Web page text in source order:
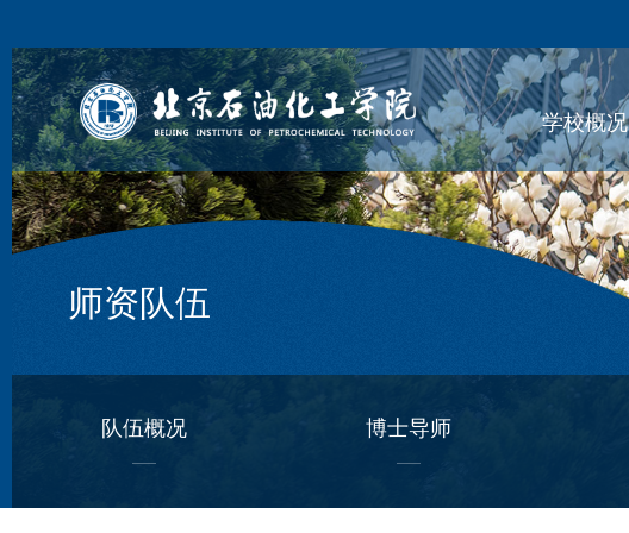
学校概况
师资队伍
队伍概况 博士导师